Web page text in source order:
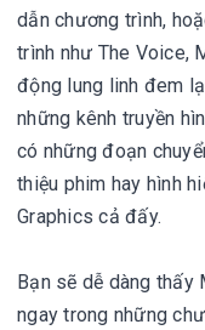
dẫn chương trình,
trình như The Voice,
động lung linh đem
những kênh truyền
có những đoạn
thiệu phim hay hình
Graphics cả đấy.
Bạn sẽ dễ dàng thấy
ngay trong những